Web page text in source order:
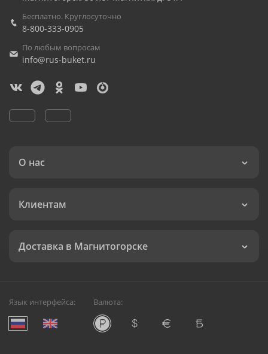
Бесплатно. Круглосуточно
8-800-333-0905
По любым вопросам
info@rus-buket.ru
О нас
Клиентам
Доставка в Магнитогорске
Язык интерфейса: Валюта: